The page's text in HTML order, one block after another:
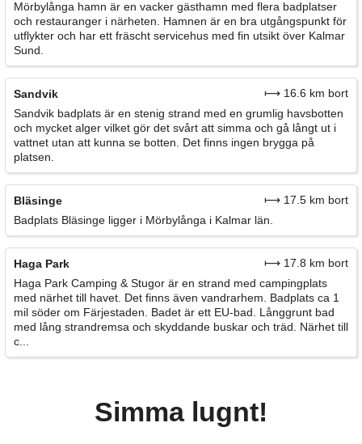
Mörbylånga hamn är en vacker gästhamn med flera badplatser
och restauranger i närheten. Hamnen är en bra utgångspunkt för
utflykter och har ett fräscht servicehus med fin utsikt över Kalmar
Sund.
Sandvik
⟼ 16.6 km bort
Sandvik badplats är en stenig strand med en grumlig havsbotten
och mycket alger vilket gör det svårt att simma och gå långt ut i
vattnet utan att kunna se botten. Det finns ingen brygga på
platsen.
Bläsinge
⟼ 17.5 km bort
Badplats Bläsinge ligger i Mörbylånga i Kalmar län.
Haga Park
⟼ 17.8 km bort
Haga Park Camping & Stugor är en strand med campingplats
med närhet till havet. Det finns även vandrarhem. Badplats ca 1
mil söder om Färjestaden. Badet är ett EU-bad. Långgrunt bad
med lång strandremsa och skyddande buskar och träd. Närhet till
c...
Simma lugnt!